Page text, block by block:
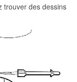
trouver des dessins